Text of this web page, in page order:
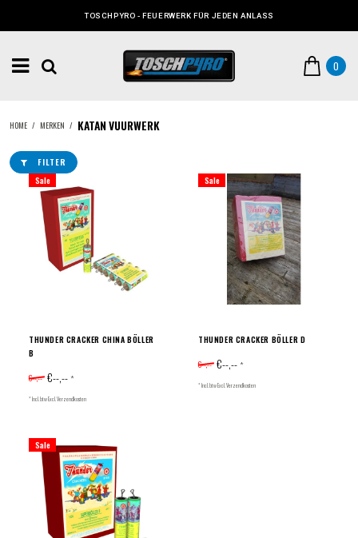
TOSCHPYRO - FEUERWERK FÜR JEDEN ANLASS
0
HOME / MERKEN / KATAN VUURWERK
FILTER
Sale
THUNDER CRACKER CHINA BÖLLER
B
€--,-- €--,-- *
* Incl. btw Excl. Verzendkosten
Sale
THUNDER CRACKER BÖLLER D
€--,-- €--,-- *
* Incl. btw Excl. Verzendkosten
Sale